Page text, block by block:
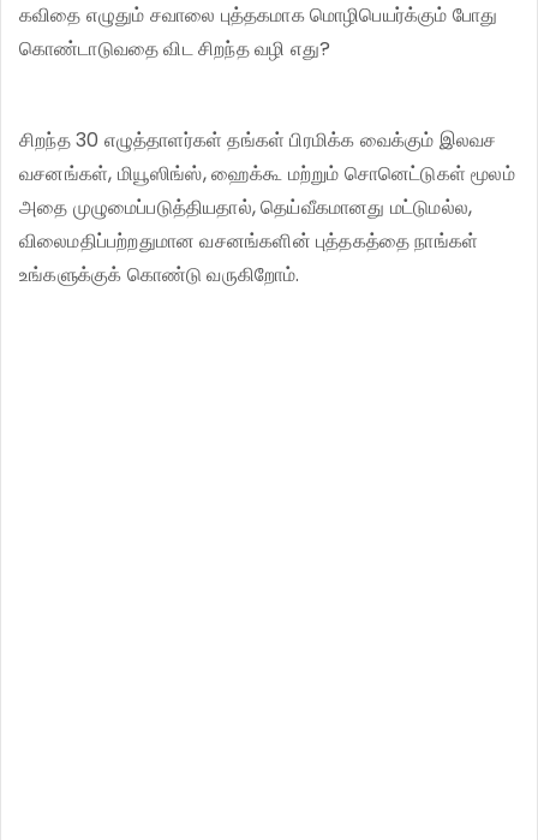
கவிதை எழுதும் சவாலை புத்தகமாக மொழிபெயர்க்கும் போது
கொண்டாடுவதை விட சிறந்த வழி எது?
சிறந்த 30 எழுத்தாளர்கள் தங்கள் பிரமிக்க வைக்கும் இலவச
வசனங்கள், மியூஸிங்ஸ், ஹைக்கூ மற்றும் சொனெட்டுகள் மூலம்
அதை முழுமைப்படுத்தியதால், தெய்வீகமானது மட்டுமல்ல,
விலைமதிப்பற்றதுமான வசனங்களின் புத்தகத்தை நாங்கள்
உங்களுக்குக் கொண்டு வருகிறோம்.